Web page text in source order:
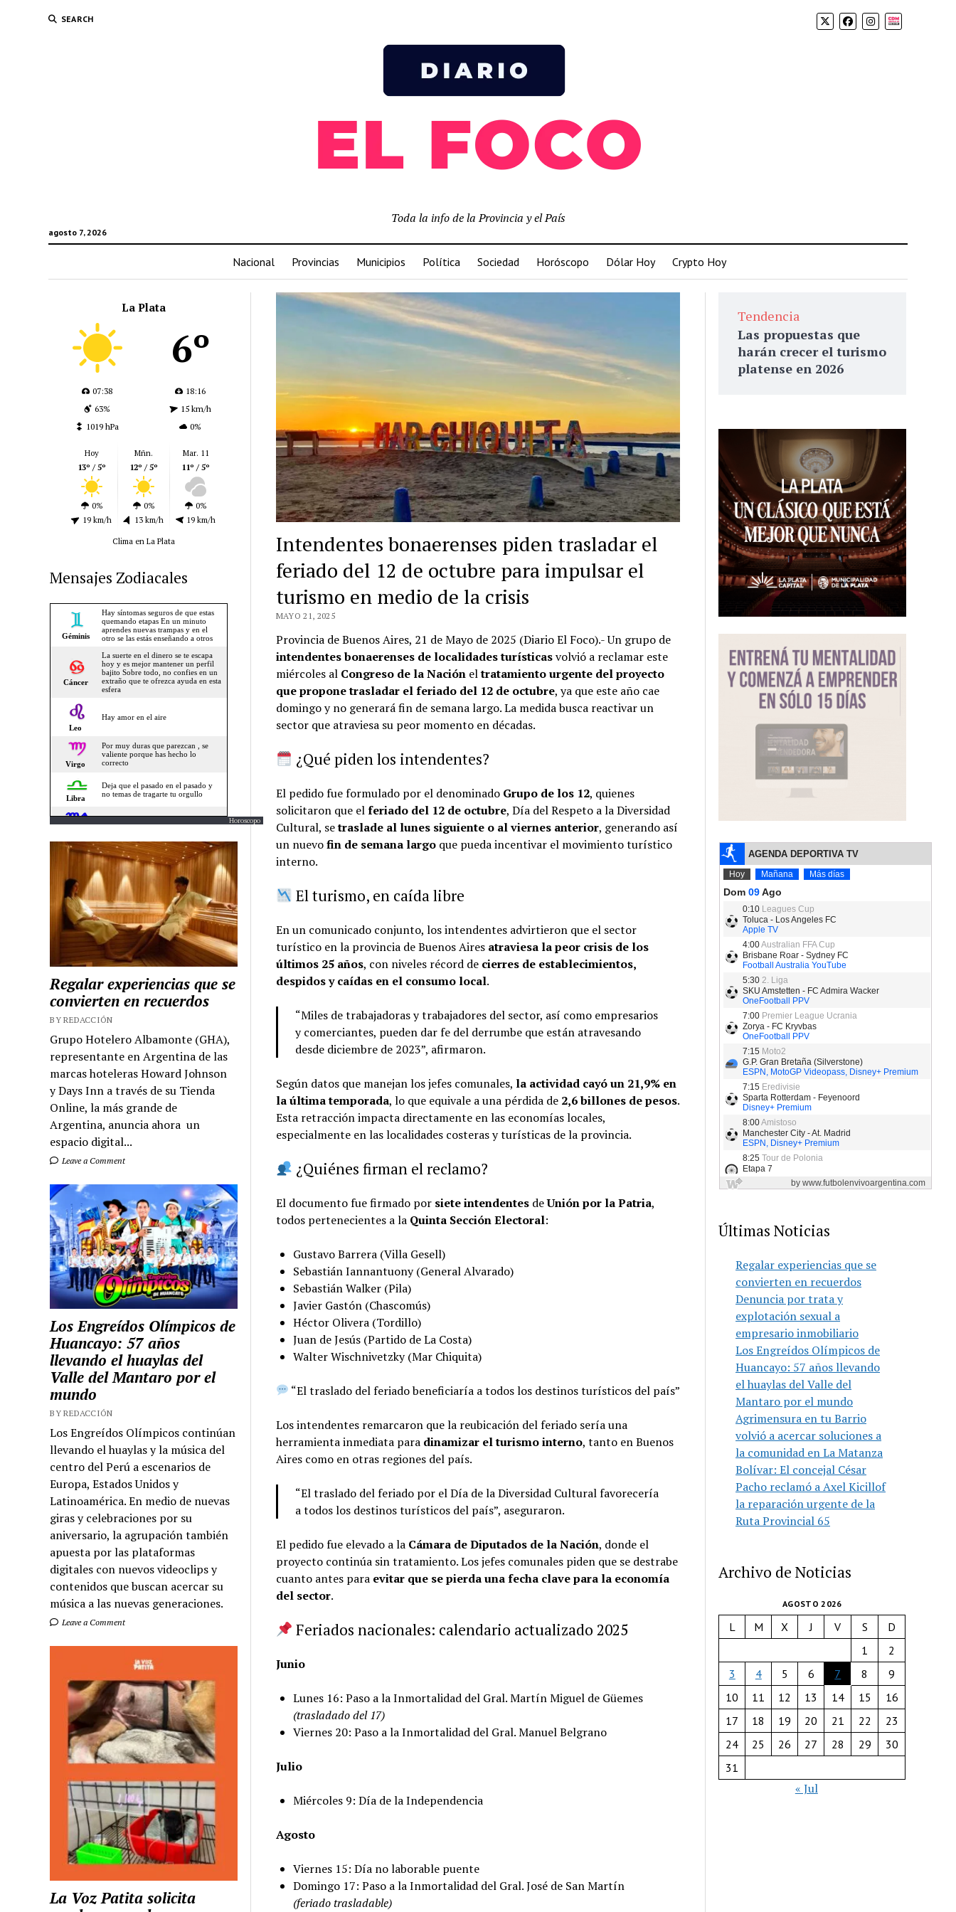
SEARCH Biolink
agosto 7, 2026
Toda la info de la Provincia y el País
Nacional Provincias Municipios Política Sociedad Horóscopo Dólar Hoy Crypto Hoy
La Plata
6º
07:38
18:16
63%
15 km/h
1019 hPa
0%
Hoy
13º / 5º
0%
19 km/h
Mñn.
12º / 5º
0%
13 km/h
Mar. 11
11º / 5º
0%
19 km/h
Clima en La Plata
Mensajes Zodiacales
Horoscopo
Regalar experiencias que se
convierten en recuerdos
BY REDACCIÓN
Grupo Hotelero Albamonte (GHA),
representante en Argentina de las
marcas hoteleras Howard Johnson
y Days Inn a través de su Tienda
Online, la más grande de
Argentina, anuncia ahora un
espacio digital...
Leave a Comment
Los Engreídos Olímpicos de
Huancayo: 57 años
llevando el huaylas del
Valle del Mantaro por el
mundo
BY REDACCIÓN
Los Engreídos Olímpicos continúan
llevando el huaylas y la música del
centro del Perú a escenarios de
Europa, Estados Unidos y
Latinoamérica. En medio de nuevas
giras y celebraciones por su
aniversario, la agrupación también
apuesta por las plataformas
digitales con nuevos videoclips y
contenidos que buscan acercar su
música a las nuevas generaciones.
Leave a Comment
La Voz Patita solicita
Intendentes bonaerenses piden trasladar el
feriado del 12 de octubre para impulsar el
turismo en medio de la crisis
MAYO 21, 2025
Provincia de Buenos Aires, 21 de Mayo de 2025 (Diario El Foco).- Un grupo de
intendentes bonaerenses de localidades turísticasvolvió a reclamar este
miércoles al Congreso de la Nacióneltratamiento urgente del proyecto
que propone trasladar el feriado del 12 de octubre, ya que este año cae
domingo y no generará fin de semana largo. La medida busca reactivar un
sector que atraviesa su peor momento en décadas.
¿Qué piden los intendentes?
El pedido fue formulado por el denominado Grupo de los 12, quienes
solicitaron que elferiado del 12 de octubre, Día del Respeto a la Diversidad
Cultural, setraslade al lunes siguiente o al viernes anterior, generando así
un nuevofin de semana largoque pueda incentivar el movimiento turístico
interno.
El turismo, en caída libre
En un comunicado conjunto, los intendentes advirtieron que el sector
turístico en la provincia de Buenos Aires atraviesa la peor crisis de los
últimos 25 años, con niveles récord de cierres de establecimientos,
despidos y caídas en el consumo local.
“Miles de trabajadoras y trabajadores del sector, así como empresarios
y comerciantes, pueden dar fe del derrumbe que están atravesando
desde diciembre de 2023”, afirmaron.
Según datos que manejan los jefes comunales, la actividad cayó un 21,9% en
la última temporada, lo que equivale a una pérdida de 2,6 billones de pesos.
Esta retracción impacta directamente en las economías locales,
especialmente en las localidades costeras y turísticas de la provincia.
¿Quiénes firman el reclamo?
El documento fue firmado por siete intendentesdeUnión por la Patria,
todos pertenecientes a la Quinta Sección Electoral:
Gustavo Barrera (Villa Gesell)
Sebastián Iannantuony (General Alvarado)
Sebastián Walker (Pila)
Javier Gastón (Chascomús)
Héctor Olivera (Tordillo)
Juan de Jesús (Partido de La Costa)
Walter Wischnivetzky (Mar Chiquita)
“El traslado del feriado beneficiaría a todos los destinos turísticos del país”
Los intendentes remarcaron que la reubicación del feriado sería una
herramienta inmediata para dinamizar el turismo interno, tanto en Buenos
Aires como en otras regiones del país.
“El traslado del feriado por el Día de la Diversidad Cultural favorecería
a todos los destinos turísticos del país”, aseguraron.
El pedido fue elevado a la Cámara de Diputados de la Nación, donde el
proyecto continúa sin tratamiento. Los jefes comunales piden que se destrabe
cuanto antes para evitar que se pierda una fecha clave para la economía
del sector.
Feriados nacionales: calendario actualizado 2025
Junio
Lunes 16: Paso a la Inmortalidad del Gral. Martín Miguel de Güemes
(trasladado del 17)
Viernes 20: Paso a la Inmortalidad del Gral. Manuel Belgrano
Julio
Miércoles 9: Día de la Independencia
Agosto
Viernes 15: Día no laborable puente
Domingo 17: Paso a la Inmortalidad del Gral. José de San Martín
(feriado trasladable)
Tendencia
Las propuestas que
harán crecer el turismo
platense en 2026
Últimas Noticias
Regalar experiencias que se
convierten en recuerdos
Denuncia por trata y
explotación sexual a
empresario inmobiliario
Los Engreídos Olímpicos de
Huancayo: 57 años llevando
el huaylas del Valle del
Mantaro por el mundo
Agrimensura en tu Barrio
volvió a acercar soluciones a
la comunidad en La Matanza
Bolívar: El concejal César
Pacho reclamó a Axel Kicillof
la reparación urgente de la
Ruta Provincial 65
Archivo de Noticias
AGOSTO 2026
L M X J V S
D
1
2
3
4 5 6 7 8
9
10
11 12 13 14 15
16
17
18 19 20 21 22
23
24
25 26 27 28 29
30
31
« Jul